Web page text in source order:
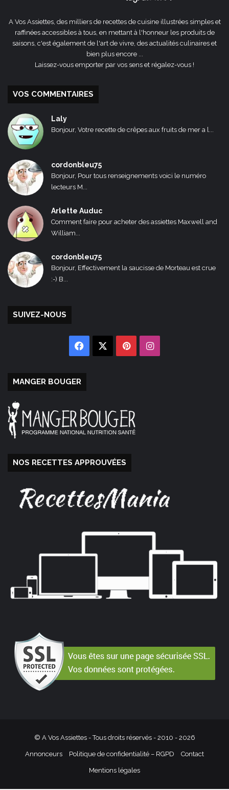
A Vos Assiettes, des milliers de recettes de cuisine illustrées simples et
raffinées accessibles à tous, en mettant à l'honneur les produits de
saisons, c'est également de l'art de vivre, des actualités culinaires et
bien plus encore ...
Laissez-vous emporter par vos sens et régalez-vous !
VOS COMMENTAIRES
Laly
Bonjour, Votre recette de crêpes aux fruits de mer a l...
cordonbleu75
Bonjour, Pour tous renseignements voici le numéro
lecteurs M...
Arlette Auduc
Comment faire pour acheter des assiettes Maxwell and
William...
cordonbleu75
Bonjour, Effectivement la saucisse de Morteau est crue
:-) B...
SUIVEZ-NOUS
Facebook PinterestInstagram
MANGER BOUGER
NOS RECETTES APPROUVÉES
© A Vos Assiettes - Tous droits réservés - 2010 - 2026
Annonceurs Politique de confidentialité – RGPD Contact
Mentions légales